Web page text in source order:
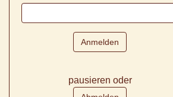
pausieren oder